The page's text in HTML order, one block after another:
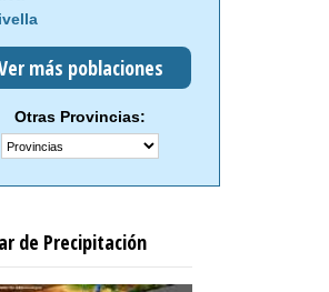
más poblaciones
Otras Provincias:
de Precipitación